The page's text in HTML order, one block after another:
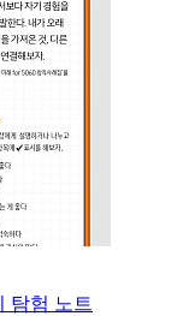
탐험 노트